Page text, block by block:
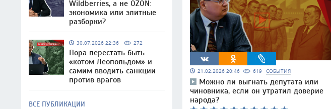
Wildberries, а не OZON:
экономика или элитные
разборки?
30.07.2026 22:36 272
Пора перестать быть
«котом Леопольдом» и
самим вводить санкции
против врагов
ВСЕ ПУБЛИКАЦИИ
21.02.2026 20:46 619 СОБЫТИЯ
Можно ли выгнать депутата или
чиновника, если он утратил доверие
народа?